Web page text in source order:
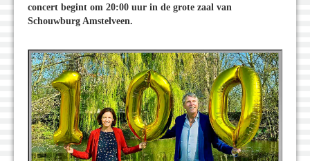
concert begint om 20:00 uur in de grote zaal van
Schouwburg Amstelveen.